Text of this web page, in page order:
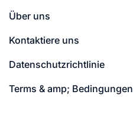
Über uns
Kontaktiere uns
Datenschutzrichtlinie
Terms & amp; Bedingungen